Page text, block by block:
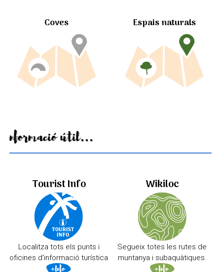
Coves Espais naturals
Informació útil...
Tourist Info
Localitza tots els punts i
oficines d'informació turística
Wikiloc
Segueix totes les rutes de
muntanya i subaquàtiques.